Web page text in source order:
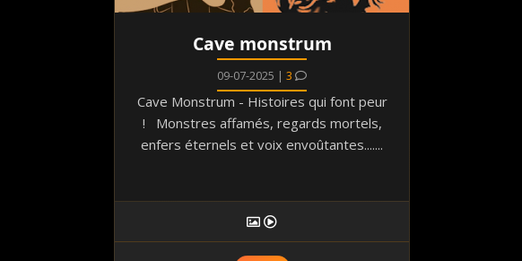
Cave monstrum
09-07-2025 | 3
Cave Monstrum - Histoires qui font peur
! Monstres affamés, regards mortels,
enfers éternels et voix envoûtantes.......